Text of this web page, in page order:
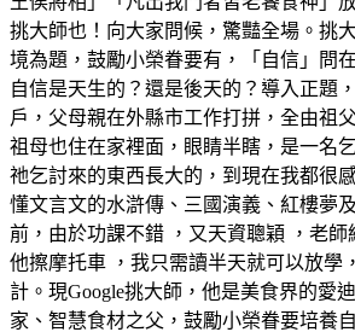
挑大師也！向大家問候，驚豔全場。挑
境為題，鼓勵小榮眷要有，「自信」問
自信是天生的？還是後天的？導入正題
戶，父母親在外縣市工作打拼，全由祖
祖母也住在家裡面，眼睛半瞎，是一名
祂乞討來的東西長大的，到現在我都很
懂文言文的水滸傳、三國演義、紅樓夢
前，由於功課不錯 ，又天資聰穎 ，老
他擦摩托車 ，我只需讀半天就可以放學
計。現Google挑大師，他是美食界的愛
家、智慧食材之父，鼓勵小榮眷要培養